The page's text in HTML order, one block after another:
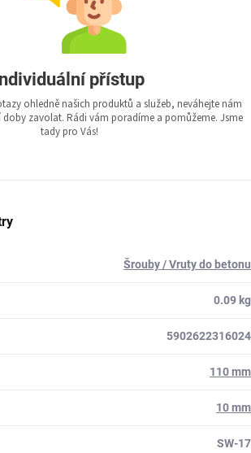
přístup
ohledně našich produktů a služeb, neváhejte nám
zavolat. Rádi vám poradíme a pomůžeme. Jsme
tady pro Vás!
Šrouby / Vruty do betonu
0.09 kg
5902622316024
110 mm
10 mm
SW-17